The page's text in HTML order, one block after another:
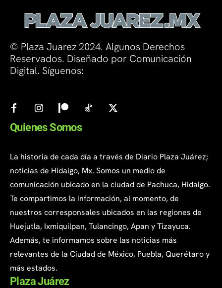
© Plaza Juarez 2024. Algunos Derechos
Reservados. Diseñado por Comunicación
Digital. Síguenos:
Quienes Somos
La historia de cada día a través de Diario Plaza Juárez;
noticias de Hidalgo, Mx. Somos un medio de
comunicación ubicado en la ciudad de Pachuca, Hidalgo.
Te compartimos la información, al momento, de
nuestros corresponsales ubicados en las regiones de
Huejutla, Ixmiquilpan, Tulancingo, Apan y Tizayuca.
Además, te informamos sobre las noticias más
relevantes de la Ciudad de México, Puebla, Querétaro y
más estados.
Plaza Juárez